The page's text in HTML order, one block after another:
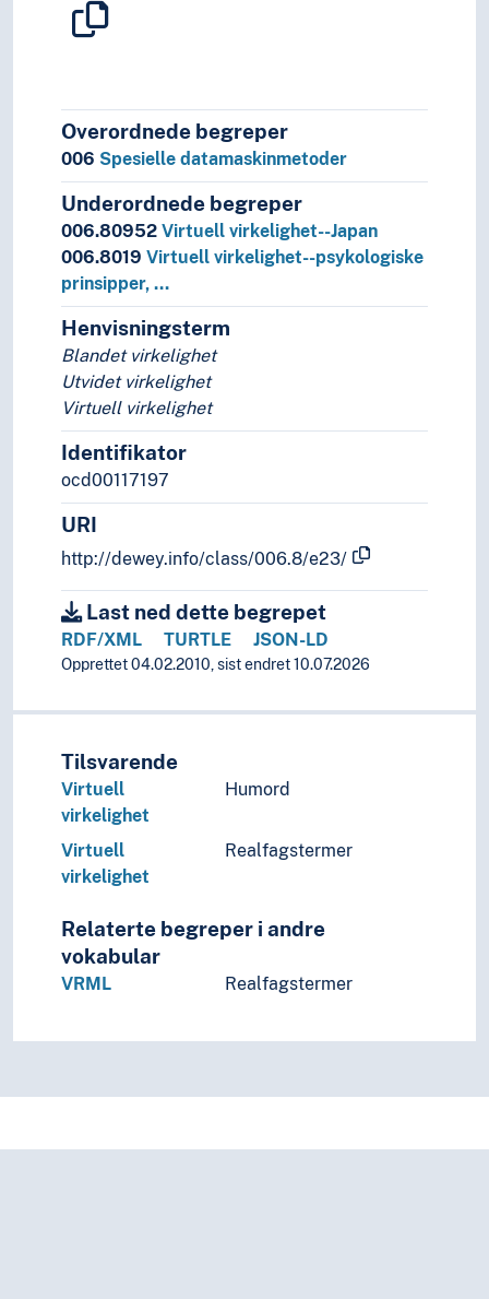
Overordnede begreper
006 Spesielle datamaskinmetoder
Underordnede begreper
006.80952 Virtuell virkelighet--Japan
006.8019 Virtuell virkelighet--psykologiske
prinsipper, …
Henvisningsterm
Blandet virkelighet
Utvidet virkelighet
Virtuell virkelighet
Identifikator
ocd00117197
URI
http://dewey.info/class/006.8/e23/
Last ned dette begrepet
RDF/XML TURTLE JSON-LD
Opprettet 04.02.2010, sist endret 10.07.2026
Tilsvarende
Virtuell
virkelighet
Humord
Virtuell
virkelighet
Realfagstermer
Relaterte begreper i andre
vokabular
VRML Realfagstermer